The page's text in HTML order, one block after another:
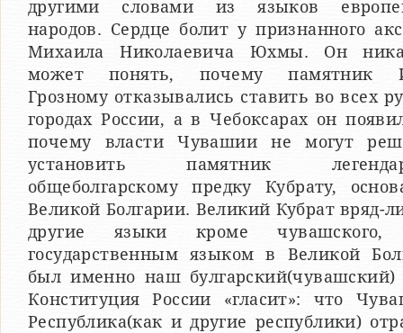
другими словами из языков
народов. Сердце болит у признанного
Михаила Николаевича Юхмы. Он
может понять, почему памятник
Грозному отказывались ставить во всех
городах России, а в Чебоксарах он
почему власти Чувашии не могут
установить памятник
общеболгарскому предку Кубрату,
Великой Болгарии. Великий Кубрат вряд-
другие языки кроме чувашского,
государственным языком в Великой
был именно наш булгарский(чувашский)
Конституция России «гласит»: что
Республика(как и другие республики)